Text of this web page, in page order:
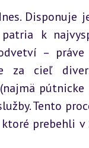
Disponuje
k
–
za cieľ
pútnicke
Tento
prebehli v